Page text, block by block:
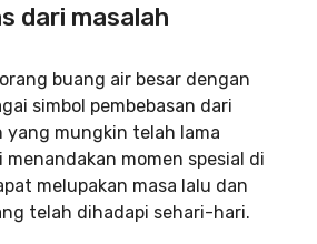
dari masalah
buang air besar dengan
simbol pembebasan dari
yang mungkin telah lama
menandakan momen spesial di
melupakan masa lalu dan
telah dihadapi sehari-hari.